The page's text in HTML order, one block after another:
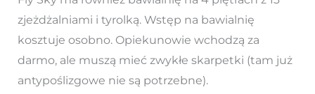
zjeżdżalniami i tyrolką. Wstęp na bawialnię
kosztuje osobno. Opiekunowie wchodzą za
darmo, ale muszą mieć zwykłe skarpetki (tam już
antypoślizgowe nie są potrzebne).